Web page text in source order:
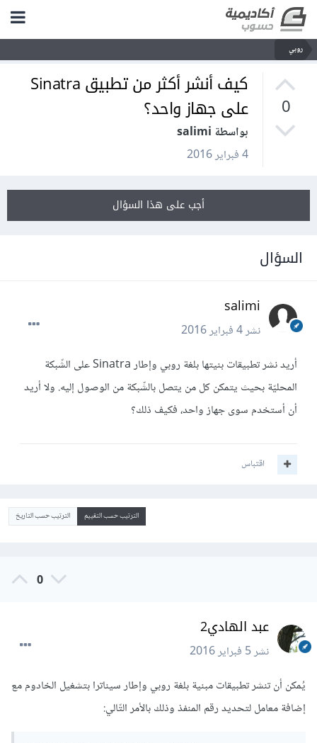
روبي
0
كيف أنشر أكثر من تطبيق Sinatra
على جهاز واحد؟
بواسطة salimi
4 فبراير 2016
أجب على هذا السؤال
السؤال
salimi
نشر4 فبراير 2016
أريد نشر تطبيقات بنيتها بلغة روبي وإطار Sinatra على الشّبكة
المحليّة بحيث يتمكن كل من يتصل بالشّبكة من الوصول إليه. ولا أريد
أن أستخدم سوى جهاز واحد، فكيف ذلك؟
اقتباس
الترتيب حسب التقييم الترتيب حسب التاريخ
0
عبد الهادي2
نشر5 فبراير 2016
يُمكن أن تنشر تطبيقات مبنية بلغة روبي وإطار سيناترا بتشغيل الخادوم مع
إضافة معامل لتحديد رقم المنفذ وذلك بالأمر التّالي: